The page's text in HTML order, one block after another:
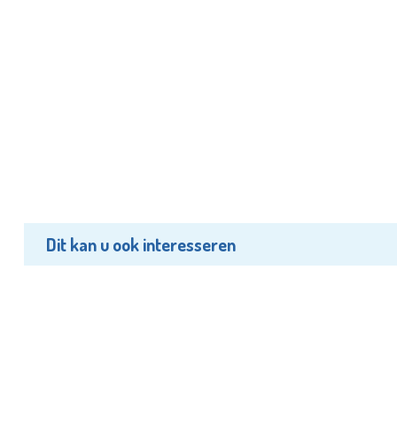
Dit kan u ook interesseren